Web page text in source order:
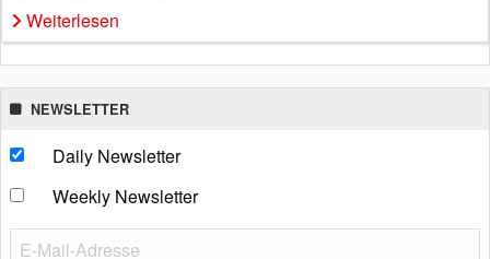
Weiterlesen
NEWSLETTER
Daily Newsletter
Weekly Newsletter